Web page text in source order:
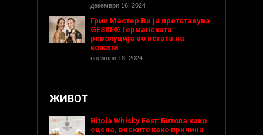
декември 16, 2024
Грин Мастер Ви ја претставува
GESKE® Германската
револуција во негата на
кожата
ноември 18, 2024
ЖИВОТ
Bitola Whisky Fest: Битола како
сцена, вискито како причина